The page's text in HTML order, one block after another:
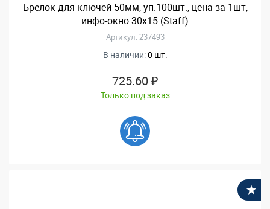
Брелок для ключей 50мм, уп.100шт., цена за 1шт,
инфо-окно 30х15 (Staff)
Артикул: 237493
В наличии:0 шт.
725.60 ₽
Только под заказ